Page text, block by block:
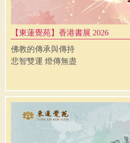
【東蓮覺苑】香港書展 2026
佛教的傳承與傳持
悲智雙運 燈傳無盡